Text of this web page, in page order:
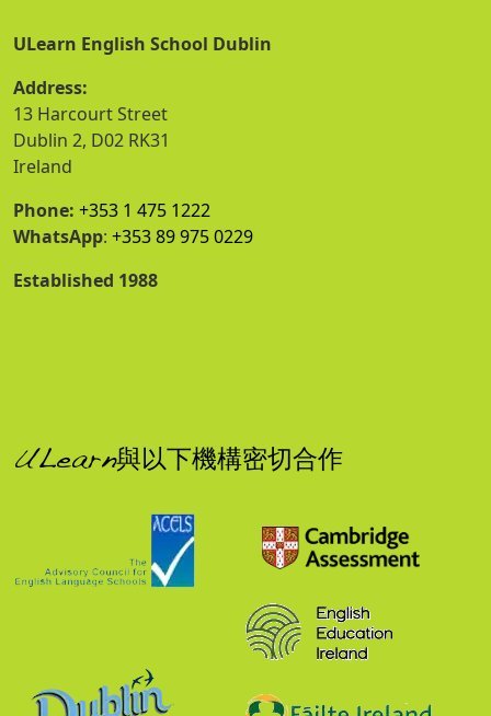
ULearn English School Dublin
Address:
13 Harcourt Street
Dublin 2, D02 RK31
Ireland
Phone: +353 1 475 1222
WhatsApp: +353 89 975 0229
Established 1988
ULearn與以下機構密切合作